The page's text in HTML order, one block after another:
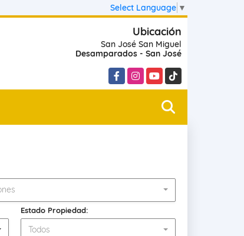
Select Language ▼
Ubicación
San José San Miguel
Desamparados - San José
FacebookInstagramYouTubeTikTok
Estado Propiedad:
Todos